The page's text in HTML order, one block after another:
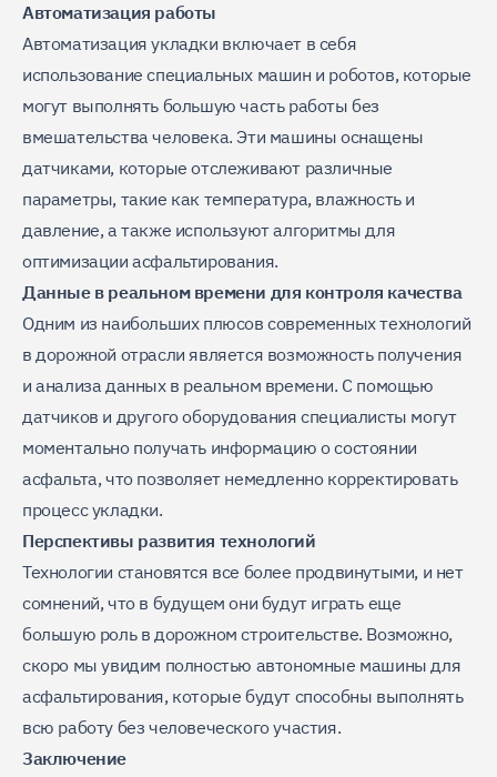
Автоматизация работы
Автоматизация укладки включает в себя
использование специальных машин и роботов, которые
могут выполнять большую часть работы без
вмешательства человека. Эти машины оснащены
датчиками, которые отслеживают различные
параметры, такие как температура, влажность и
давление, а также используют алгоритмы для
оптимизации асфальтирования.
Данные в реальном времени для контроля качества
Одним из наибольших плюсов современных технологий
в дорожной отрасли является возможность получения
и анализа данных в реальном времени. С помощью
датчиков и другого оборудования специалисты могут
моментально получать информацию о состоянии
асфальта, что позволяет немедленно корректировать
процесс укладки.
Перспективы развития технологий
Технологии становятся все более продвинутыми, и нет
сомнений, что в будущем они будут играть еще
большую роль в дорожном строительстве. Возможно,
скоро мы увидим полностью автономные машины для
асфальтирования, которые будут способны выполнять
всю работу без человеческого участия.
Заключение